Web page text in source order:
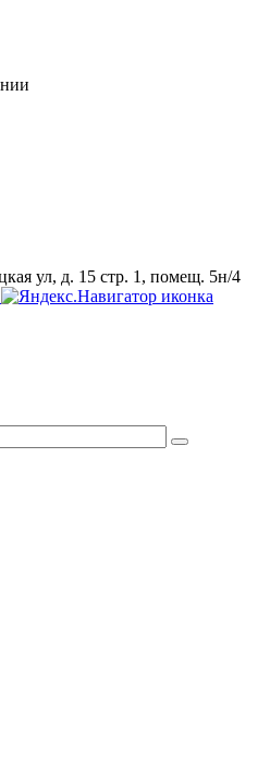
ул, д. 15 стр. 1, помещ. 5н/4